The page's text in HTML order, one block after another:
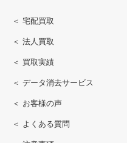
＜ 宅配買取
＜ 法人買取
＜ 買取実績
＜ データ消去サービス
＜ お客様の声
＜ よくある質問